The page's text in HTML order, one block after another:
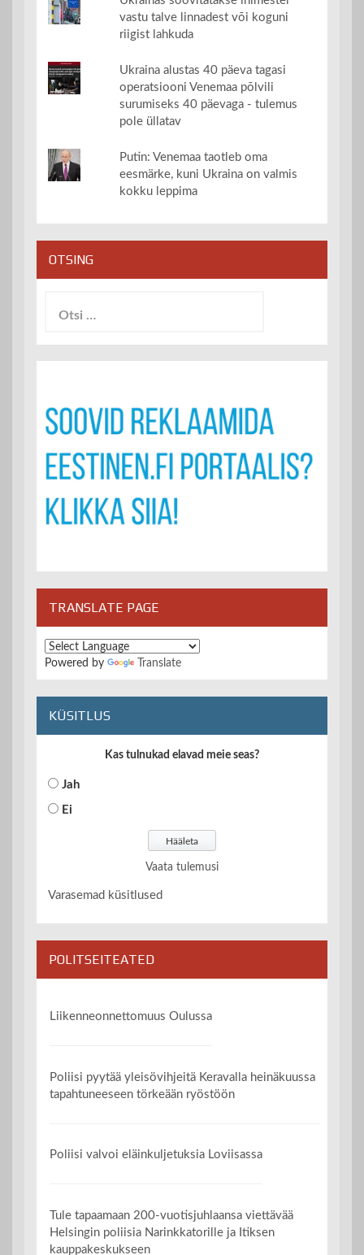
vastu talve linnadest või koguni
riigist lahkuda
Ukraina alustas 40 päeva tagasi
operatsiooni Venemaa põlvili
surumiseks 40 päevaga - tulemus
pole üllatav
Putin: Venemaa taotleb oma
eesmärke, kuni Ukraina on valmis
kokku leppima
OTSING
TRANSLATE PAGE
Powered by Translate
KÜSITLUS
Kas tulnukad elavad meie seas?
Jah
Ei
Vaata tulemusi
Varasemad küsitlused
POLITSEITEATED
Liikenneonnettomuus Oulussa
Poliisi pyytää yleisövihjeitä Keravalla heinäkuussa
tapahtuneeseen törkeään ryöstöön
Poliisi valvoi eläinkuljetuksia Loviisassa
Tule tapaamaan 200-vuotisjuhlaansa viettävää
Helsingin poliisia Narinkkatorille ja Itiksen
kauppakeskukseen